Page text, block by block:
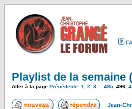
Playlist de la semaine
Aller à la page Précédente 1 2 3 495 496
Jean-